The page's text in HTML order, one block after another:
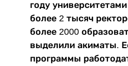
году
более 2 тысяч
более 2000
выделили акиматы.
программы